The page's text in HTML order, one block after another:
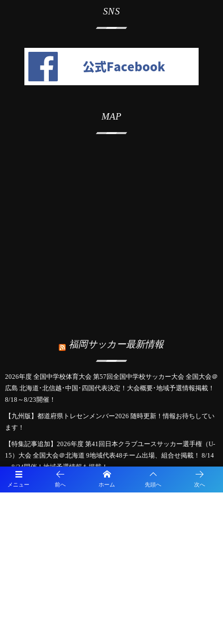
メニュー 前へ ホーム 先頭へ 次へ
SNS
MAP
福岡サッカー最新情報
2026年度 全国中学校体育大会 第57回全国中学校サッカー大会 全国大会＠
広島 北海道･北信越･中国･四国代表決定！大会概要･地域予選情報掲載！
8/18～8/23開催！
【九州版】都道府県トレセンメンバー2026 随時更新！情報お待ちしてい
ます！
【特集記事追加】2026年度 第41回日本クラブユースサッカー選手権（U-
15）大会 全国大会＠北海道 9地域代表48チーム出場、組合せ掲載！ 8/14
～8/24開催！地域予選情報も掲載！
【特集記事追加】2026 JCYインターシティ トリムカップ(U-15) 今年は
EASTとWESTが合同開催！組合せ掲載！8/7〜10結果速報！ 山梨県開催！